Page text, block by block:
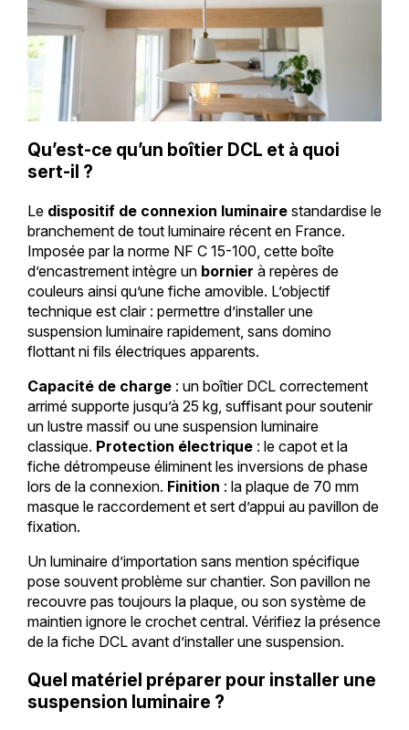
Qu’est-ce qu’un boîtier DCL et à quoi
sert-il ?
Le dispositif de connexion luminaire standardise le
branchement de tout luminaire récent en France.
Imposée par la norme NF C 15-100, cette boîte
d’encastrement intègre un bornier à repères de
couleurs ainsi qu’une fiche amovible. L’objectif
technique est clair : permettre d’installer une
suspension luminaire rapidement, sans domino
flottant ni fils électriques apparents.
Capacité de charge : un boîtier DCL correctement
arrimé supporte jusqu’à 25 kg, suffisant pour soutenir
un lustre massif ou une suspension luminaire
classique. Protection électrique : le capot et la
fiche détrompeuse éliminent les inversions de phase
lors de la connexion. Finition : la plaque de 70 mm
masque le raccordement et sert d’appui au pavillon de
fixation.
Un luminaire d’importation sans mention spécifique
pose souvent problème sur chantier. Son pavillon ne
recouvre pas toujours la plaque, ou son système de
maintien ignore le crochet central. Vérifiez la présence
de la fiche DCL avant d’installer une suspension.
Quel matériel préparer pour installer une
suspension luminaire ?